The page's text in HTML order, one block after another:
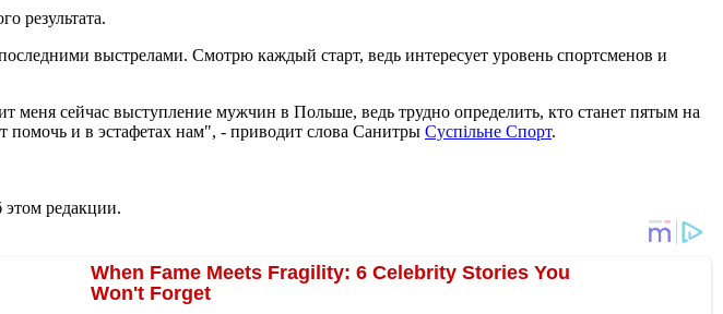
результата.
выстрелами. Смотрю каждый старт, ведь интересует уровень спортсменов и
меня сейчас выступление мужчин в Польше, ведь трудно определить, кто станет пятым на
помочь и в эстафетах нам", - приводит слова Санитры Суспільне Спорт.
редакции.